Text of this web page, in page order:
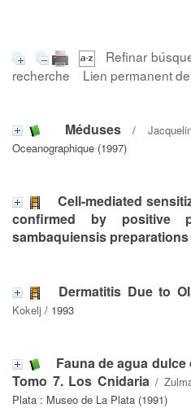
Refinar
recherche
Lien permanent
Méduses/
Oceanographique (1997)
Cell-mediated
confirmed by positive
sambaquiensis preparations
Dermatitis Due to
Kokelj / 1993
Fauna de agua
Tomo 7. Los Cnidaria /
Plata : Museo de La Plata (1991)